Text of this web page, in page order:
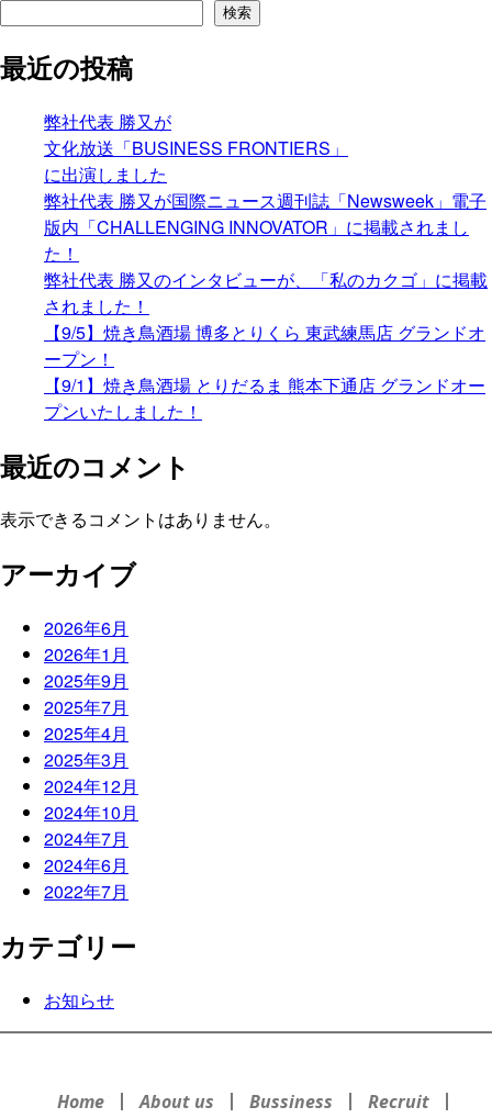
検索
最近の投稿
弊社代表 勝又が
文化放送「BUSINESS FRONTIERS」
に出演しました
弊社代表 勝又が国際ニュース週刊誌「Newsweek」電子
版内「CHALLENGING INNOVATOR」に掲載されまし
た！
弊社代表 勝又のインタビューが、「私のカクゴ」に掲載
されました！
【9/5】焼き鳥酒場 博多とりくら 東武練馬店 グランドオ
ープン！
【9/1】焼き鳥酒場 とりだるま 熊本下通店 グランドオー
プンいたしました！
最近のコメント
表示できるコメントはありません。
アーカイブ
2026年6月
2026年1月
2025年9月
2025年7月
2025年4月
2025年3月
2024年12月
2024年10月
2024年7月
2024年6月
2022年7月
カテゴリー
お知らせ
Home About us Bussiness Recruit